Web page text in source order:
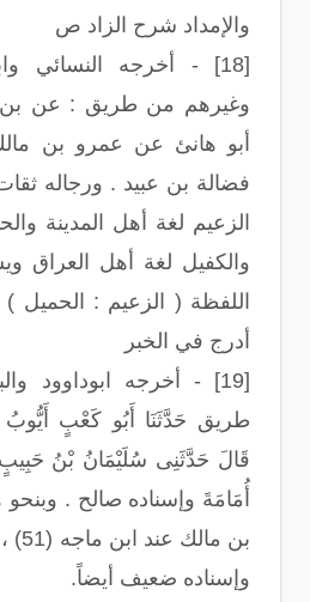
والإمداد شرح الزاد ص
[18] - أخرجه النسائي
وغيرهم من طريق : عن
أبو هانئ عن عمرو بن
فضالة بن عبيد . ورجاله
الزعيم لغة أهل المدينة
والكفيل لغة أهل العراق
اللفظة ( الزعيم :
أدرج في الخبر
[19] - أخرجه ابوداوود
طريق حَدَّثَنَا أَبُو كَعْبٍ
قَالَ حَدَّثَنِى سُلَيْمَانُ بْنُ
أُمَامَةَ وإسناده صالح .
وإسناده ضعيف أيضاً.